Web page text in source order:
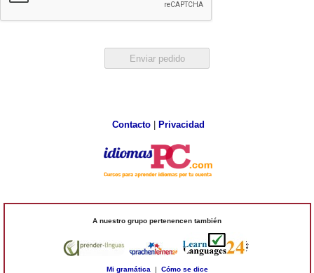
Contacto| Privacidad
A nuestro grupo pertenencen también
Mi gramática | Cómo se dice